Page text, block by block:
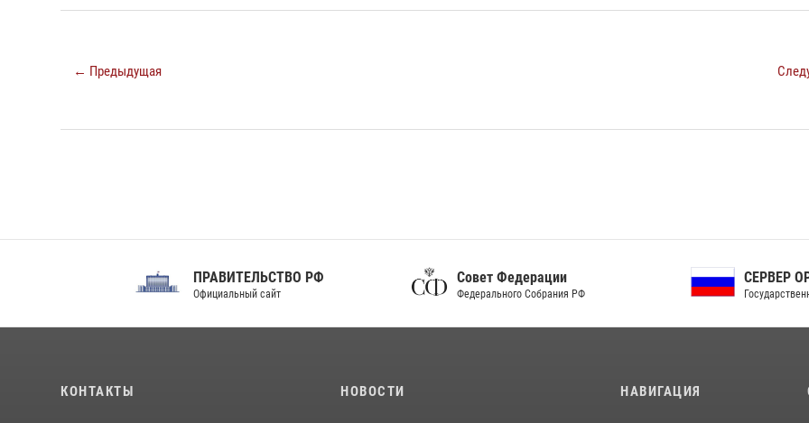
← Предыдущая
ПРАВИТЕЛЬСТВО РФ
Официальный сайт
Совет Федерации
Федерального Собрания РФ
СЕРВЕР ОРГАНОВ
Государственной власти РФ
КОНТАКТЫ НОВОСТИ НАВИГАЦИЯ